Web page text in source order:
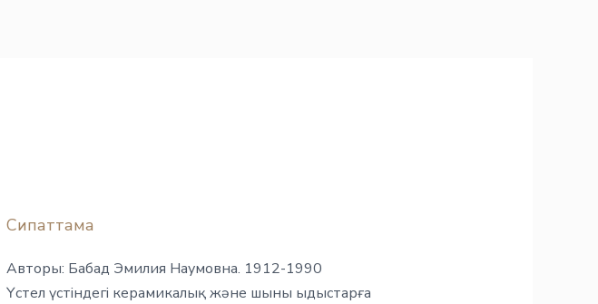
Сипаттама
Авторы: Бабад Эмилия Наумовна. 1912-1990
Үстел үстіндегі керамикалық және шыны ыдыстарға